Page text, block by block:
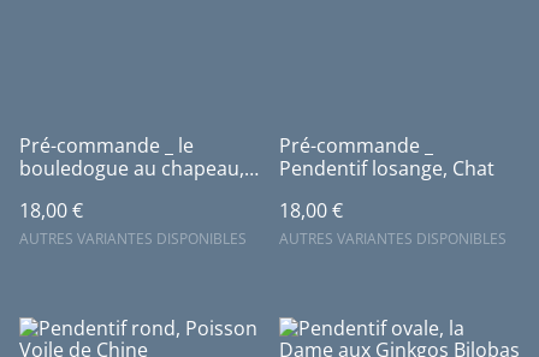
Pré-commande _ le
bouledogue au chapeau,
d'oreilles
18,00 €
AUTRES VARIANTES DISPONIBLES
Pré-commande _
Pendentif losange, Chat
18,00 €
AUTRES VARIANTES DISPONIBLES